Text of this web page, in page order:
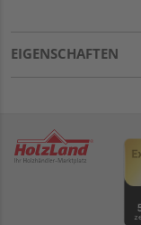
EIGENSCHAFTEN